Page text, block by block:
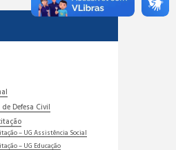
Defesa Civil
– UG Assistência Social
– UG Educação